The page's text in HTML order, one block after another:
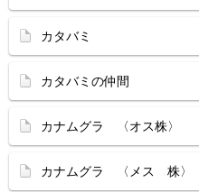
カタバミ
カタバミの仲間
カナムグラ 〈オス株〉
カナムグラ 〈メス 株〉